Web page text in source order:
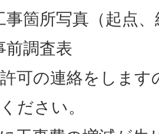
事箇所写真（起点
前調査表
可の連絡をします
ださい。